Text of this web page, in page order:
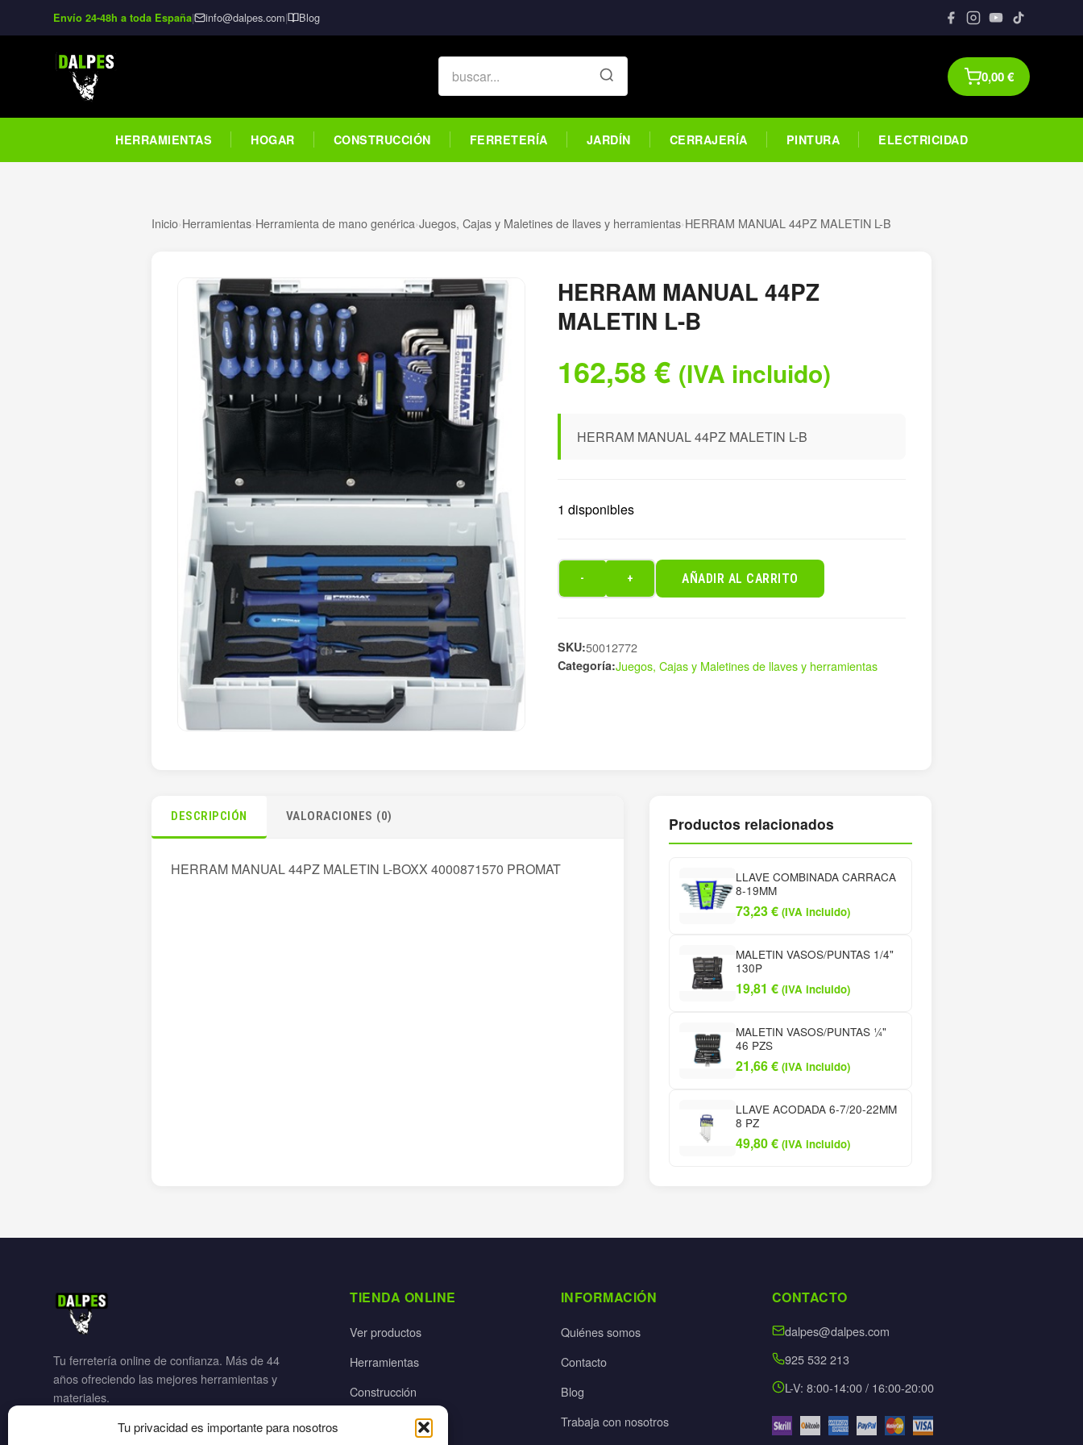
Tu privacidad es importante para nosotros
Envío 24-48h a toda España| info@dalpes.com| Blog
0,00€
HERRAMIENTAS HOGAR CONSTRUCCIÓN FERRETERÍA JARDÍN CERRAJERÍA PINTURA ELECTRICIDAD
Inicio›Herramientas›Herramienta de mano genérica›Juegos, Cajas y Maletines de llaves y herramientas›HERRAM MANUAL 44PZ MALETIN L-B
HERRAM MANUAL 44PZ
MALETIN L-B
162,58 € (IVA incluido)
HERRAM MANUAL 44PZ MALETIN L-B
1 disponibles
MALETIN
L-
- + AÑADIR AL CARRITO
SKU:50012772
Categoría:Juegos, Cajas y Maletines de llaves y herramientas
DESCRIPCIÓN VALORACIONES (0)
HERRAM MANUAL 44PZ MALETIN L-BOXX 4000871570 PROMAT
Productos relacionados
LLAVE COMBINADA CARRACA
8-19MM
73,23€ (IVA incluido)
MALETIN VASOS/PUNTAS 1/4"
130P
19,81 € (IVA incluido)
MALETIN VASOS/PUNTAS ¼"
46 PZS
21,66€ (IVA incluido)
LLAVE ACODADA 6-7/20-22MM
8 PZ
49,80€ (IVA incluido)
Tu ferretería online de confianza. Más de 44
años ofreciendo las mejores herramientas y
materiales.
TIENDA ONLINE
Ver productos
Herramientas
Construcción
INFORMACIÓN
Quiénes somos
Contacto
Blog
Trabaja con nosotros
CONTACTO
dalpes@dalpes.com
925 532 213
L-V: 8:00-14:00 / 16:00-20:00